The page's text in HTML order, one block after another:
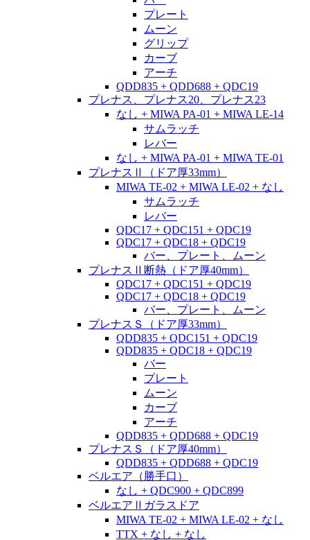
プレート
ムーン
グリップ
カーブ
アーチ
QDD835 + QDD688 + QDC19
プレナス、プレナス20、プレナス23
なし + MIWA PA-01 + MIWA LE-14
サムラッチ
レバー
なし + MIWA PA-01 + MIWA TE-01
プレナスⅡ（ドア厚33mm）
MIWA TE-02 + MIWA LE-02 + なし
サムラッチ
レバー
QDC17 + QDC151 + QDC19
QDC17 + QDC18 + QDC19
バー、プレート、ムーン
プレナスⅡ断熱（ドア厚40mm）
QDC17 + QDC151 + QDC19
QDC17 + QDC18 + QDC19
バー、プレート、ムーン
プレナスＳ（ドア厚33mm）
QDD835 + QDC151 + QDC19
QDD835 + QDC18 + QDC19
バー
プレート
ムーン
カーブ
アーチ
QDD835 + QDD688 + QDC19
プレナスＳ（ドア厚40mm）
QDD835 + QDD688 + QDC19
ベルエア（勝手口）
なし + QDC900 + QDC899
ベルエアⅡガラスドア
MIWA TE-02 + MIWA LE-02 + なし
TTX + なし + なし